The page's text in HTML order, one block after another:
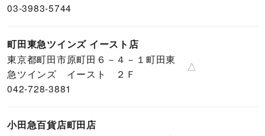
03-3983-5744
町田東急ツインズ イースト店
東京都町田市原町田６－４－１町田東
急ツインズ イースト ２Ｆ
042-728-3881
△
小田急百貨店町田店